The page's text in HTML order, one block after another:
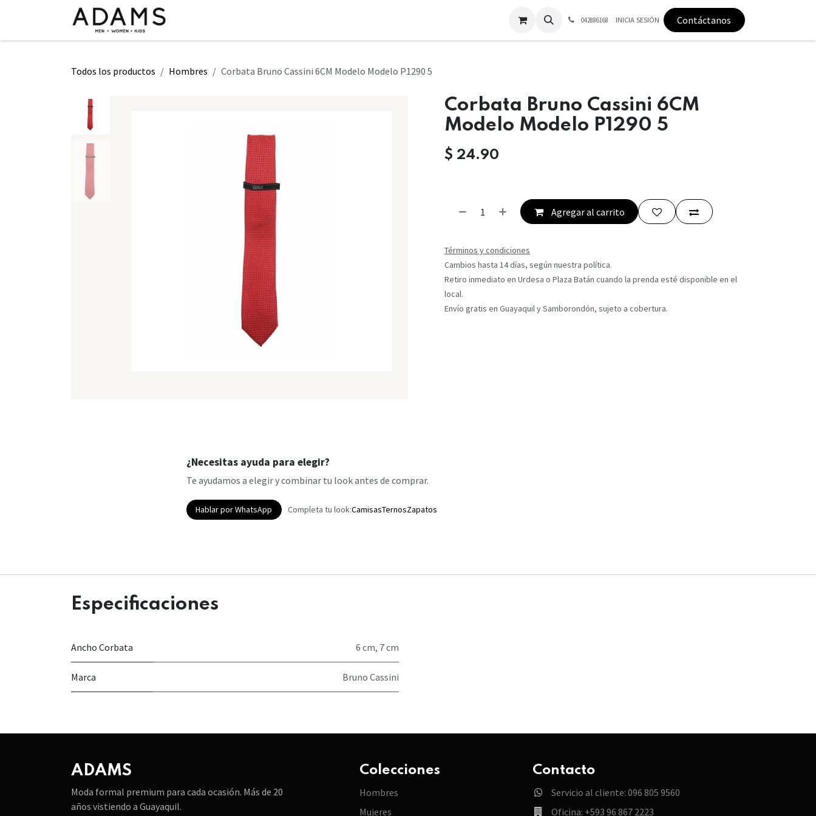
042886168 INICIA SESIÓN Contáctanos
Todos los productos Hombres Corbata Bruno Cassini 6CM Modelo Modelo P1290 5
Corbata Bruno Cassini 6CM
Modelo Modelo P1290 5
$ 24.90
Agregar al carrito
Términos y condiciones
Cambios hasta 14 días, según nuestra política.
Retiro inmediato en Urdesa o Plaza Batán cuando la prenda esté disponible en el
local.
Envío gratis en Guayaquil y Samborondón, sujeto a cobertura.
¿Necesitas ayuda para elegir?
Te ayudamos a elegir y combinar tu look antes de comprar.
Hablar por WhatsApp Completa tu look:CamisasTernosZapatos
Especificaciones
Ancho Corbata 6 cm, 7 cm
Marca Bruno Cassini
ADAMS
Moda formal premium para cada ocasión. Más de 20
años vistiendo a Guayaquil.
Colecciones
Hombres
Mujeres
Contacto
Servicio al cliente: 096 805 9560
Oficina: +593 96 867 2223